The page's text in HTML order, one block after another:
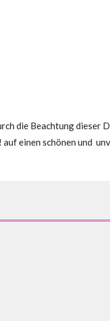
die Beachtung dieser
einen schönen und